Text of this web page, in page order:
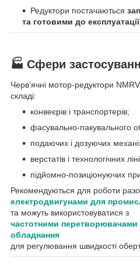
Редуктори постачаються
та готовими до експлуатації.
🏭 Сфери
Черв’ячні мотор-редуктори
складі:
конвеєрів і транспортерів;
фасувально-пакувального
подаючих і дозуючих
верстатів і технологічних
підйомно-позиціонуючих
Рекомендуються для роботи
електродвигунами для
та можуть використовуватися з
частотними
обладнання
для регулювання швидкості